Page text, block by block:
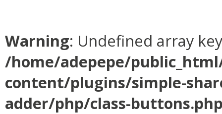
Warning: Undefined array
/home/adepepe/
content/plugins/simple-
adder/php/class-